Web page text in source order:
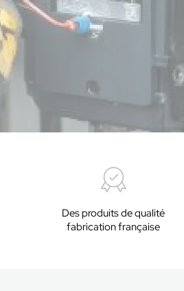
Des produits de qualité
fabrication française